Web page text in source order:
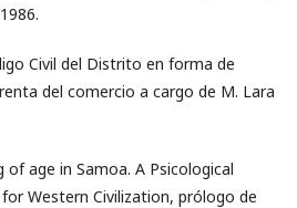
Civil del Distrito en forma de
del comercio a cargo de M. Lara
age in Samoa. A Psicological
Western Civilization, prólogo de